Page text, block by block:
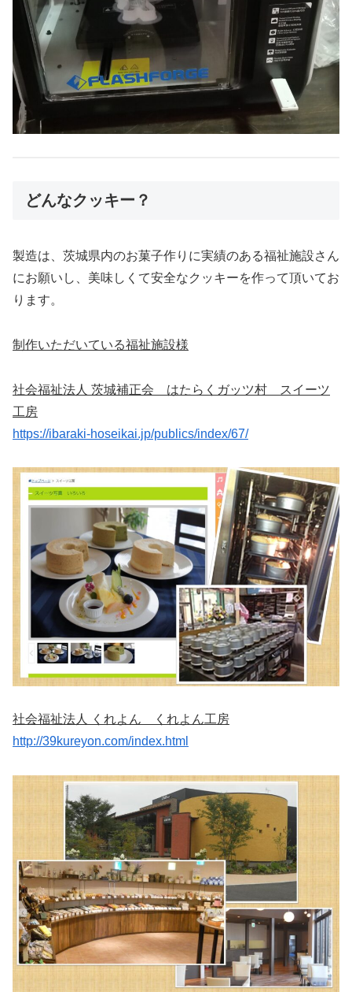
どんなクッキー？
製造は、茨城県内のお菓子作りに実績のある福祉施設さん
にお願いし、美味しくて安全なクッキーを作って頂いてお
ります。
制作いただいている福祉施設様
社会福祉法人 茨城補正会 はたらくガッツ村 スイーツ
工房
https://ibaraki-hoseikai.jp/publics/index/67/
社会福祉法人 くれよん くれよん工房
http://39kureyon.com/index.html